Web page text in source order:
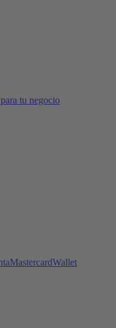
tu negocio
MastercardWallet